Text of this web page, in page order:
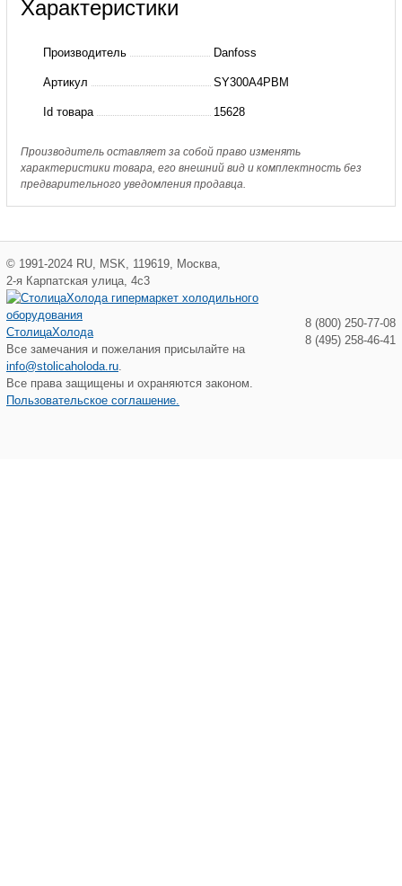
SY300A4PBM
SY300A4PB
Характеристики
Производитель Danfoss
Артикул SY300A4PBM
Id товара 15628
Производитель оставляет за собой право изменять
характеристики товара, его внешний вид и комплектность без
предварительного уведомления продавца.
© 1991-2024 RU MSK 119619 Москва
2-я Карпатская улица, 4с3
СтолицаХолода
Все замечания и пожелания присылайте на
info@stolicaholoda.ru
Все права защищены и охраняются законом.
Пользовательское соглашение.
8 (800) 250-77-08
8 (495) 258-46-41